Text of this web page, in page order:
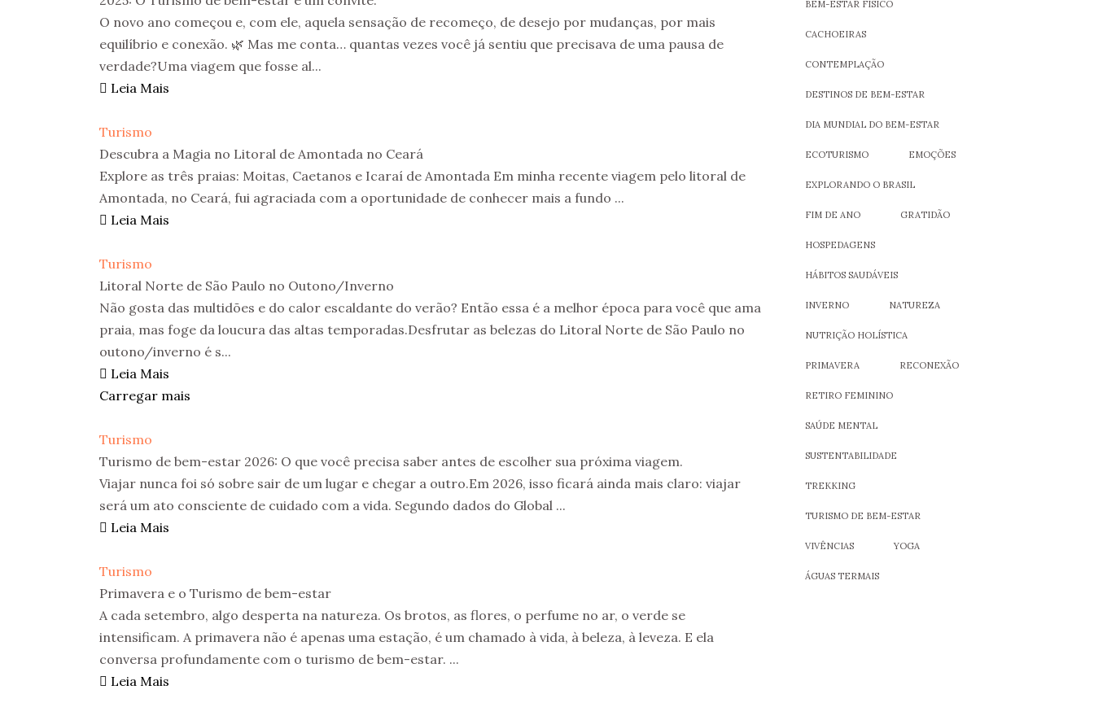
O novo ano começou e, com ele, aquela sensação de recomeço, de desejo por mudanças, por mais
equilíbrio e conexão. 🌿 Mas me conta… quantas vezes você já sentiu que precisava de uma pausa de
verdade?Uma viagem que fosse al...
Leia Mais
Turismo
Descubra a Magia no Litoral de Amontada no Ceará
Explore as três praias: Moitas, Caetanos e Icaraí de Amontada Em minha recente viagem pelo litoral de
Amontada, no Ceará, fui agraciada com a oportunidade de conhecer mais a fundo ...
Leia Mais
Turismo
Litoral Norte de São Paulo no Outono/Inverno
Não gosta das multidões e do calor escaldante do verão? Então essa é a melhor época para você que ama
praia, mas foge da loucura das altas temporadas.Desfrutar as belezas do Litoral Norte de São Paulo no
outono/inverno é s...
Leia Mais
Carregar mais
Turismo
Turismo de bem-estar 2026: O que você precisa saber antes de escolher sua próxima viagem.
Viajar nunca foi só sobre sair de um lugar e chegar a outro.Em 2026, isso ficará ainda mais claro: viajar
será um ato consciente de cuidado com a vida. Segundo dados do Global ...
Leia Mais
Turismo
Primavera e o Turismo de bem-estar
A cada setembro, algo desperta na natureza. Os brotos, as flores, o perfume no ar, o verde se
intensificam. A primavera não é apenas uma estação, é um chamado à vida, à beleza, à leveza. E ela
conversa profundamente com o turismo de bem-estar. ...
Leia Mais
BEM-ESTAR FÍSICO
CACHOEIRAS
CONTEMPLAÇÃO
DESTINOS DE BEM-ESTAR
DIA MUNDIAL DO BEM-ESTAR
ECOTURISMO EMOÇÕES
EXPLORANDO O BRASIL
FIM DE ANO GRATIDÃO
HOSPEDAGENS
HÁBITOS SAUDÁVEIS
INVERNO NATUREZA
NUTRIÇÃO HOLÍSTICA
PRIMAVERA RECONEXÃO
RETIRO FEMININO
SAÚDE MENTAL
SUSTENTABILIDADE
TREKKING
TURISMO DE BEM-ESTAR
VIVÊNCIAS YOGA
ÁGUAS TERMAIS